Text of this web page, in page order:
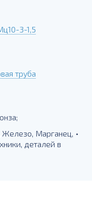
3-1,5
труба
Марганец, •
деталей в